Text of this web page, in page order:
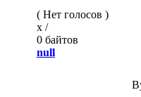
( Нет голосов )
x /
0 байтов
null